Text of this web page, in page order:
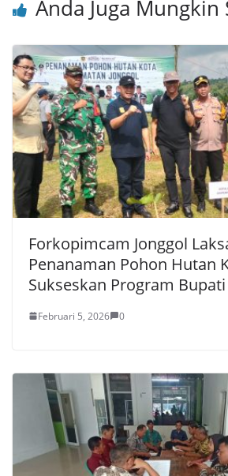
Anda Juga Mungkin
Forkopimcam Jonggol
Penanaman Pohon Hutan
Sukseskan Program
Februari 5, 2026 0